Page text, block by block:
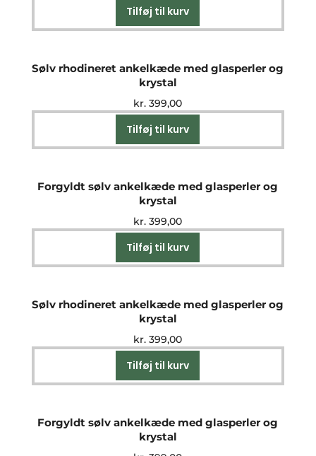
Tilføj til kurv
Sølv rhodineret ankelkæde med glasperler og
krystal
kr. 399,00
Tilføj til kurv
Forgyldt sølv ankelkæde med glasperler og
krystal
kr. 399,00
Tilføj til kurv
Sølv rhodineret ankelkæde med glasperler og
krystal
kr. 399,00
Tilføj til kurv
Forgyldt sølv ankelkæde med glasperler og
krystal